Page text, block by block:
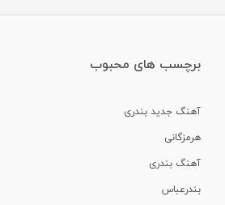
برچسب های محبوب
آهنگ جدید بندری
هرمزگانی
آهنگ بندری
بندرعباس